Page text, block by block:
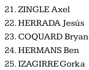
21. ZINGLE Axel
22. HERRADA Jesús
23. COQUARD Bryan
24. HERMANS Ben
25. IZAGIRRE Gorka